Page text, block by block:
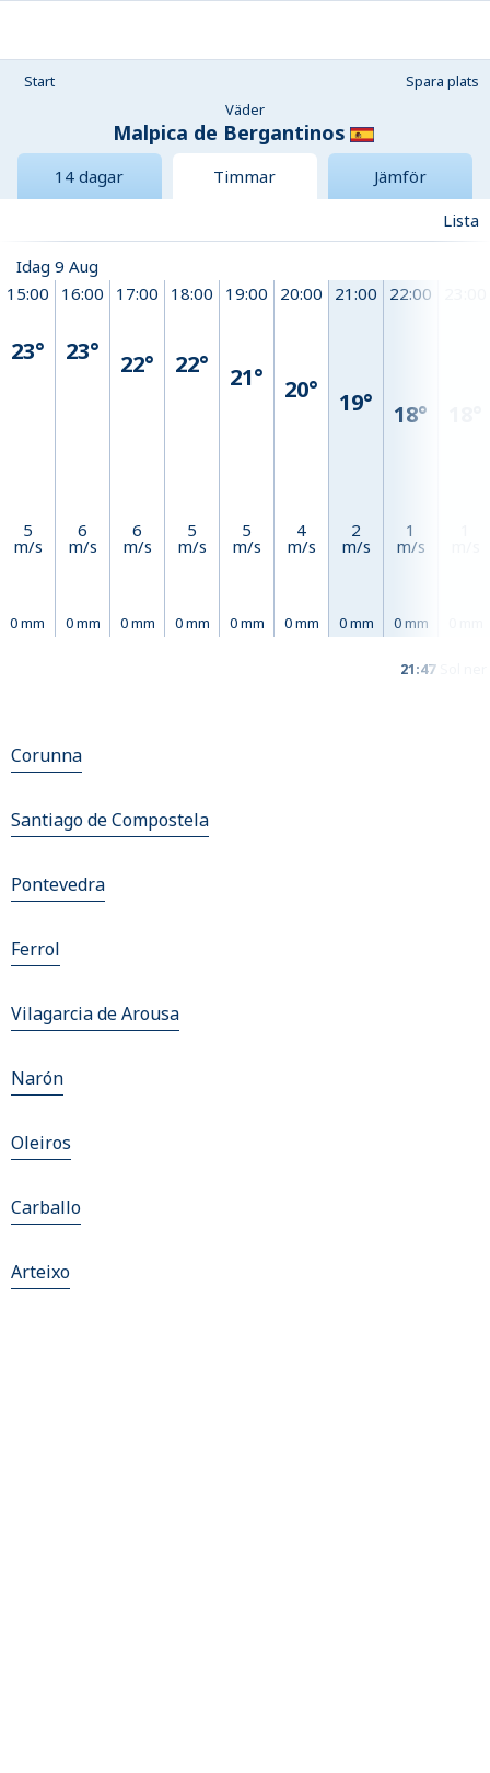
Start
Spara plats
Väder
Malpica de Bergantinos
14 dagar Timmar
Jämför
Lista
Idag 9 Aug
15:00
23°
5
m/s
0 mm
16:00
23°
6
m/s
0 mm
17:00
22°
6
m/s
0 mm
18:00
22°
5
m/s
0 mm
19:00
21°
5
m/s
0 mm
20:00
20°
4
m/s
0 mm
21:00
19°
2
m/s
0 mm
22:00
18°
1
m/s
0 mm
21:47
Corunna
Santiago de Compostela
Pontevedra
Ferrol
Vilagarcia de Arousa
Narón
Oleiros
Carballo
Arteixo